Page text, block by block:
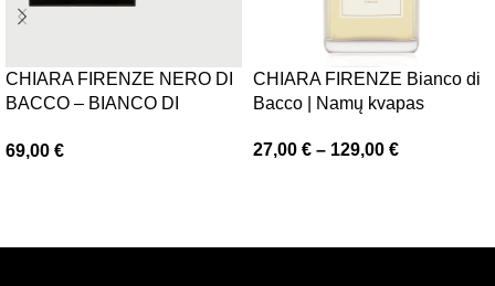
CHIARA FIRENZE NERO DI
BACCO – BIANCO DI
komplektas
69,00 €
CHIARA FIRENZE Bianco di
Bacco | Namų kvapas
27,00 € – 129,00 €